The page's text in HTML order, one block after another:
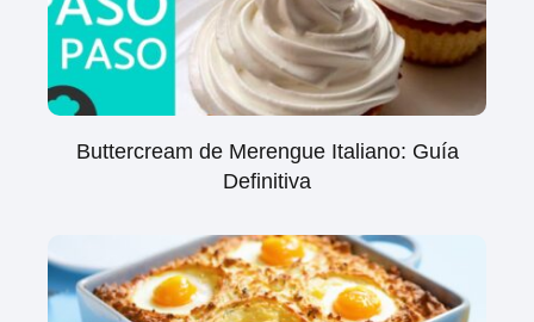
Buttercream de Merengue Italiano: Guía
Definitiva